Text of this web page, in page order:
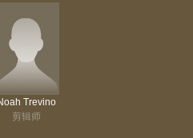
Trevino
剪辑师